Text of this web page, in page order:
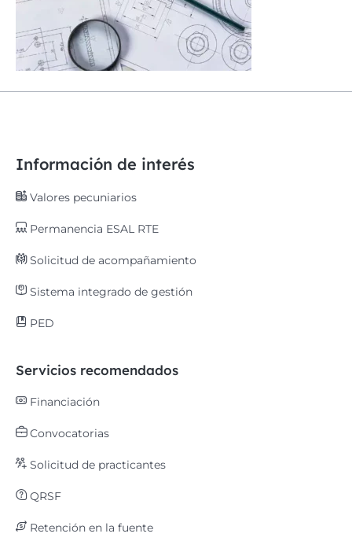
Información de interés
Valores pecuniarios
Permanencia ESAL RTE
Solicitud de acompañamiento
Sistema integrado de gestión
PED
Servicios recomendados
Financiación
Convocatorias
Solicitud de practicantes
QRSF
Retención en la fuente